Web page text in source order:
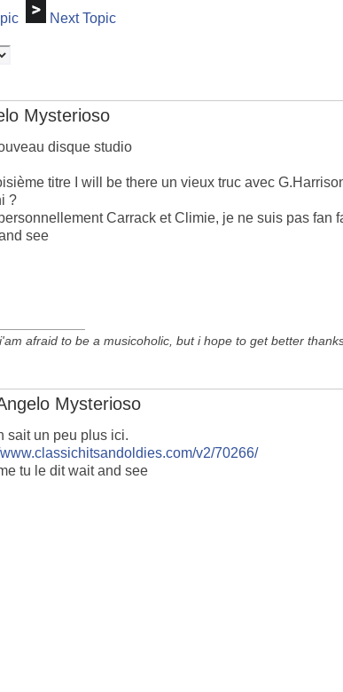
Next Topic
Mysterioso
disque studio
titre I will be there un vieux truc avec
?
Carrack et Climie, je ne suis pas fan
see
afraid to be a musicoholic, but i hope to get better
Mysterioso
sait un peu plus ici.
www.classichitsandoldies.com/v2/70266/
tu le dit wait and see